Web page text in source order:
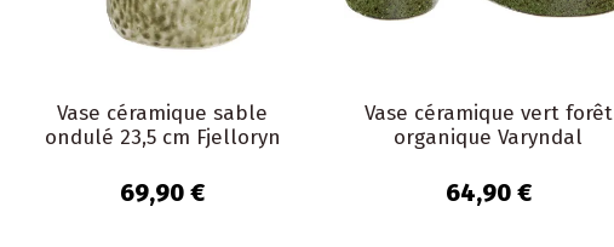
Vase céramique sable
ondulé 23,5 cm Fjelloryn
69,90 €
Vase céramique vert forêt
organique Varyndal
64,90 €